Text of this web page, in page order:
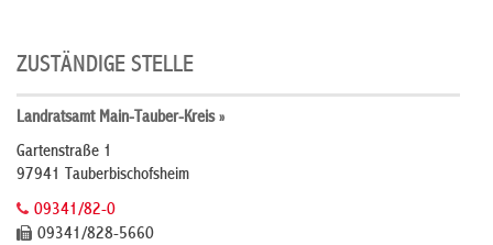
ZUSTÄNDIGE STELLE
Landratsamt Main-Tauber-Kreis »
Gartenstraße 1
97941 Tauberbischofsheim
09341/82-0
09341/828-5660